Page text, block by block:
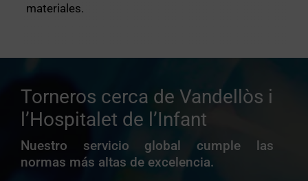
materiales.
Torneros cerca de Vandellòs i
l’Hospitalet de l’Infant
Nuestro servicio global cumple las
normas más altas de excelencia.